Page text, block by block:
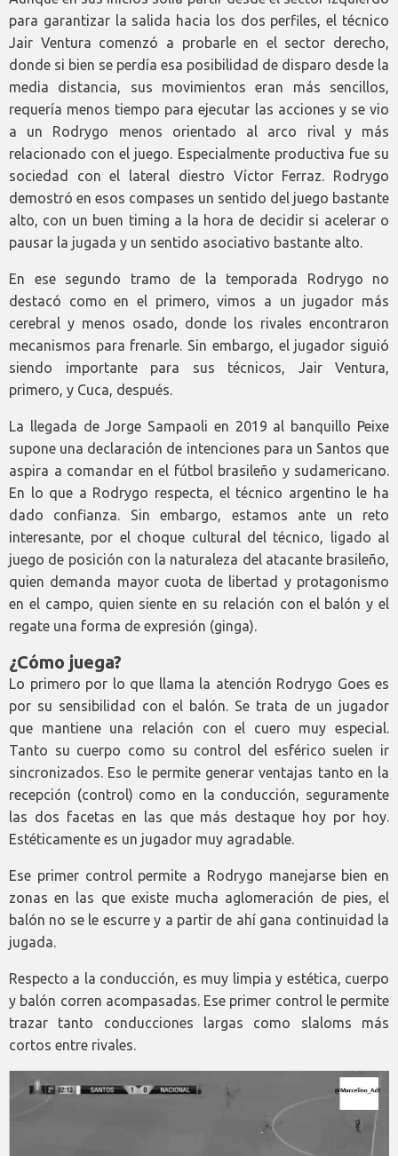
para garantizar la salida hacia los dos perfiles, el técnico
Jair Ventura comenzó a probarle en el sector derecho,
donde si bien se perdía esa posibilidad de disparo desde la
media distancia, sus movimientos eran más sencillos,
requería menos tiempo para ejecutar las acciones y se vio
a un Rodrygo menos orientado al arco rival y más
relacionado con el juego. Especialmente productiva fue su
sociedad con el lateral diestro Víctor Ferraz. Rodrygo
demostró en esos compases un sentido del juego bastante
alto, con un buen timing a la hora de decidir si acelerar o
pausar la jugada y un sentido asociativo bastante alto.
En ese segundo tramo de la temporada Rodrygo no
destacó como en el primero, vimos a un jugador más
cerebral y menos osado, donde los rivales encontraron
mecanismos para frenarle. Sin embargo, el jugador siguió
siendo importante para sus técnicos, Jair Ventura,
primero, y Cuca, después.
La llegada de Jorge Sampaoli en 2019 al banquillo Peixe
supone una declaración de intenciones para un Santos que
aspira a comandar en el fútbol brasileño y sudamericano.
En lo que a Rodrygo respecta, el técnico argentino le ha
dado confianza. Sin embargo, estamos ante un reto
interesante, por el choque cultural del técnico, ligado al
juego de posición con la naturaleza del atacante brasileño,
quien demanda mayor cuota de libertad y protagonismo
en el campo, quien siente en su relación con el balón y el
regate una forma de expresión (ginga).
¿Cómo juega?
Lo primero por lo que llama la atención Rodrygo Goes es
por su sensibilidad con el balón. Se trata de un jugador
que mantiene una relación con el cuero muy especial.
Tanto su cuerpo como su control del esférico suelen ir
sincronizados. Eso le permite generar ventajas tanto en la
recepción (control) como en la conducción, seguramente
las dos facetas en las que más destaque hoy por hoy.
Estéticamente es un jugador muy agradable.
Ese primer control permite a Rodrygo manejarse bien en
zonas en las que existe mucha aglomeración de pies, el
balón no se le escurre y a partir de ahí gana continuidad la
jugada.
Respecto a la conducción, es muy limpia y estética, cuerpo
y balón corren acompasadas. Ese primer control le permite
trazar tanto conducciones largas como slaloms más
cortos entre rivales.